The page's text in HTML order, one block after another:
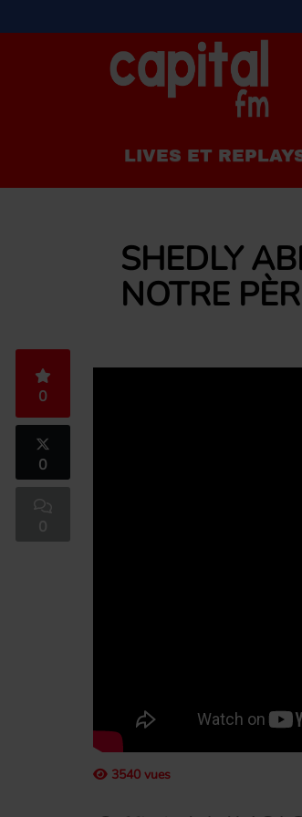
LIVES ET
SHEDLY
NOTRE
0
0
0
3540 vues